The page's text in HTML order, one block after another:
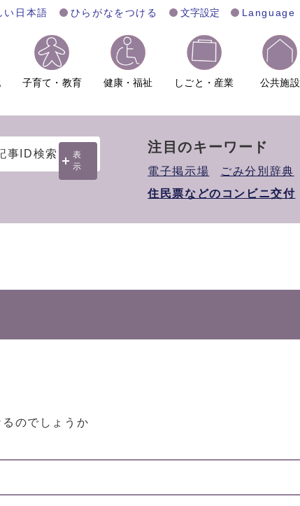
い日本語 ひらがなをつける 文字設定 Language
子育て・教育 健康・福祉 しごと・産業 公共施設
事ID検索
表
示
注目のキーワード
電子掲示場
ごみ分別辞典
住民票などのコンビニ交付
のでしょうか